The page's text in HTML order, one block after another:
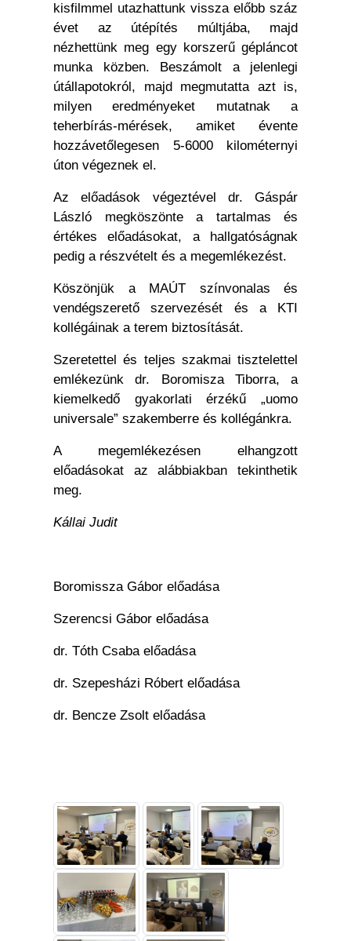
kisfilmmel utazhattunk vissza előbb száz
évet az útépítés múltjába, majd
nézhettünk meg egy korszerű gépláncot
munka közben. Beszámolt a jelenlegi
útállapotokról, majd megmutatta azt is,
milyen eredményeket mutatnak a
teherbírás-mérések, amiket évente
hozzávetőlegesen 5-6000 kilométernyi
úton végeznek el.
Az előadások végeztével dr. Gáspár
László megköszönte a tartalmas és
értékes előadásokat, a hallgatóságnak
pedig a részvételt és a megemlékezést.
Köszönjük a MAÚT színvonalas és
vendégszerető szervezését és a KTI
kollégáinak a terem biztosítását.
Szeretettel és teljes szakmai tisztelettel
emlékezünk dr. Boromisza Tiborra, a
kiemelkedő gyakorlati érzékű „uomo
universale” szakemberre és kollégánkra.
A megemlékezésen elhangzott
előadásokat az alábbiakban tekinthetik
meg.
Kállai Judit
Boromissza Gábor előadása
Szerencsi Gábor előadása
dr. Tóth Csaba előadása
dr. Szepesházi Róbert előadása
dr. Bencze Zsolt előadása